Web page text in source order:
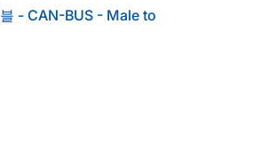
- CAN-BUS - Male to